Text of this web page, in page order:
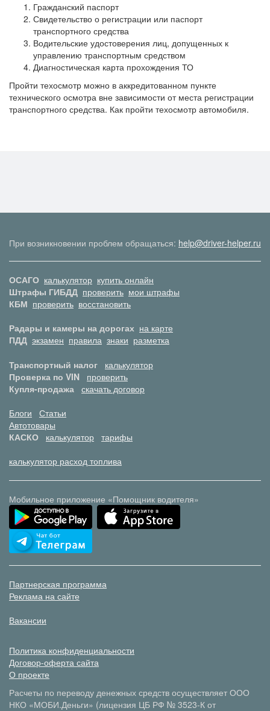
Гражданский паспорт
Свидетельство о регистрации или паспорт
транспортного средства
Водительские удостоверения лиц, допущенных к
управлению транспортным средством
Диагностическая карта прохождения ТО
Пройти техосмотр можно в аккредитованном пункте
технического осмотра вне зависимости от места регистрации
транспортного средства. Как пройти техосмотр автомобиля.
При возникновении проблем обращаться: help@driver-helper.ru
ОСАГО калькулятор купить онлайн
Штрафы ГИБДД проверить мои штрафы
КБМ проверить восстановить
Радары и камеры на дорогах на карте
ПДД экзамен правила знаки разметка
Транспортный налог
калькулятор
Проверка по VIN
проверить
Купля-продажа скачать договор
Блоги
Статьи
Автотовары
КАСКО
калькулятор тарифы
калькулятор расход топлива
Мобильное приложение «Помощник водителя»
Партнерская программа
Реклама на сайте
Вакансии
Политика конфиденциальности
Договор-оферта сайта
О проекте
Расчеты по переводу денежных средств осуществляет ООО
НКО «МОБИ.Деньги» (лицензия ЦБ РФ № 3523-К от